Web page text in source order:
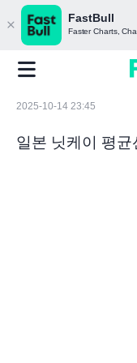
FastBull
Faster Charts,
2025-10-14 23:45
일본 닛케이 평